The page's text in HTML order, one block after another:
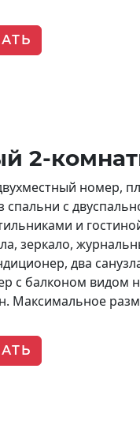
2-
номер,
спальни с
и
зеркало,
два
с балконом видом
Максимальное